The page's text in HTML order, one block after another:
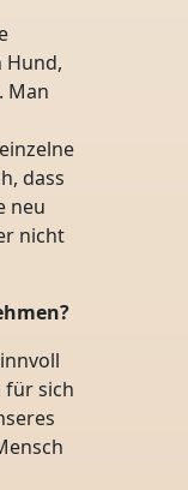
Hund,
Man
dass
neu
nicht
für sich